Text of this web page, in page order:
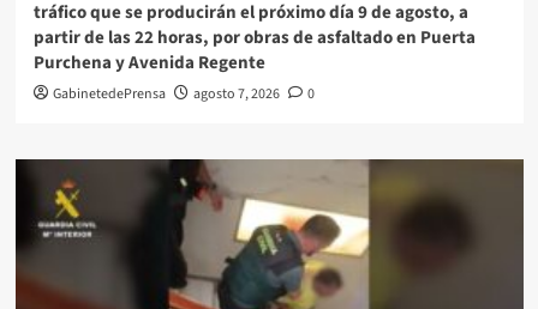
tráfico que se producirán el próximo día 9 de agosto, a
partir de las 22 horas, por obras de asfaltado en Puerta
Purchena y Avenida Regente
GabinetedePrensa agosto 7, 2026 0